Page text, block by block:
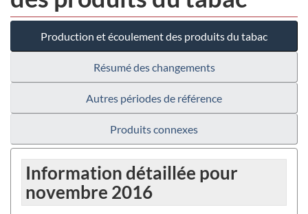
Production et écoulement des produits du tabac
Résumé des changements
Autres périodes de référence
Produits connexes
Information détaillée pour
novembre 2016